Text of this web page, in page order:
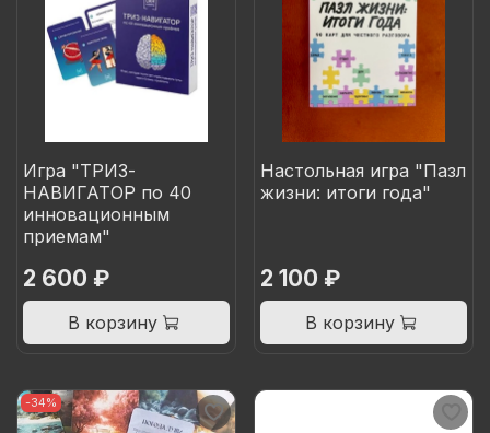
Игра "ТРИЗ-
НАВИГАТОР по 40
инновационным
приемам"
2 600 ₽
В корзину
Настольная игра "Пазл
жизни: итоги года"
2 100 ₽
В корзину
-34%